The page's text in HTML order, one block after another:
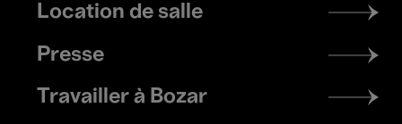
Location de salle
Presse
Travailler à Bozar